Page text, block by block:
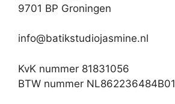
9701 BP Groningen
info@batikstudiojasmine.nl
KvK nummer 81831056
BTW nummer NL862236484B01